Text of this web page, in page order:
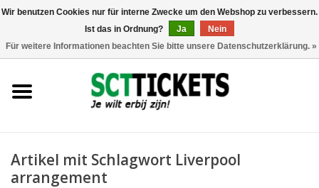
Artikel mit Schlagwort Liverpool
arrangement
Wir benutzen Cookies nur für interne Zwecke um den Webshop zu verbessern.
Ist das in Ordnung?
Ja
Nein
Für weitere Informationen beachten Sie bitte unsere Datenschutzerklärung. »